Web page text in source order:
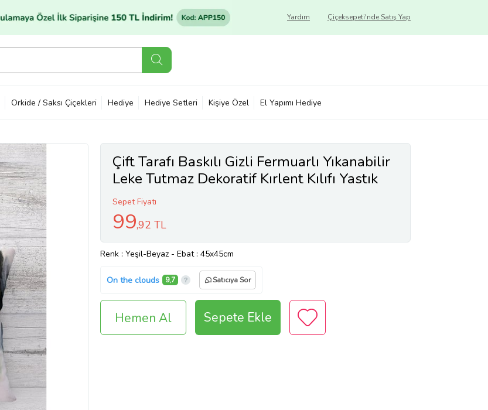
Çiçeksepeti'nde Satış Yap
Yardım
Orkide / Saksı Çiçekleri Hediye Hediye Setleri Kişiye Özel El Yapımı Hediye
Çift Tarafı Baskılı Gizli Fermuarlı Yıkanabilir
Leke Tutmaz Dekoratif Kırlent Kılıfı Yastık
Kılıfı (Yeşil-Beyaz)
Sepet Fiyatı
99,92 TL
Renk : Yeşil-Beyaz - Ebat : 45x45cm
On the clouds 9,7 Satıcıya Sor
Hemen Al Sepete Ekle